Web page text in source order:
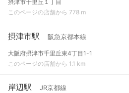
摂津市千里丘１丁目
このページの店舗から 778 m
摂津市駅 阪急京都本線
大阪府摂津市千里丘東4丁目1-1
このページの店舗から 1.1 km
岸辺駅 JR京都線